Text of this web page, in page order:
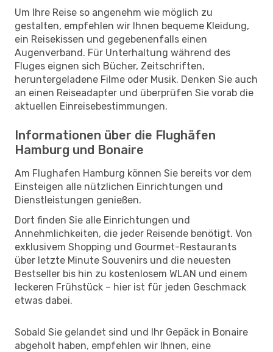
Um Ihre Reise so angenehm wie möglich zu
gestalten, empfehlen wir Ihnen bequeme Kleidung,
ein Reisekissen und gegebenenfalls einen
Augenverband. Für Unterhaltung während des
Fluges eignen sich Bücher, Zeitschriften,
heruntergeladene Filme oder Musik. Denken Sie auch
an einen Reiseadapter und überprüfen Sie vorab die
aktuellen Einreisebestimmungen.
Informationen über die Flughäfen
Hamburg und Bonaire
Am Flughafen Hamburg können Sie bereits vor dem
Einsteigen alle nützlichen Einrichtungen und
Dienstleistungen genießen.
Dort finden Sie alle Einrichtungen und
Annehmlichkeiten, die jeder Reisende benötigt. Von
exklusivem Shopping und Gourmet-Restaurants
über letzte Minute Souvenirs und die neuesten
Bestseller bis hin zu kostenlosem WLAN und einem
leckeren Frühstück – hier ist für jeden Geschmack
etwas dabei.
Sobald Sie gelandet sind und Ihr Gepäck in Bonaire
abgeholt haben, empfehlen wir Ihnen, eine